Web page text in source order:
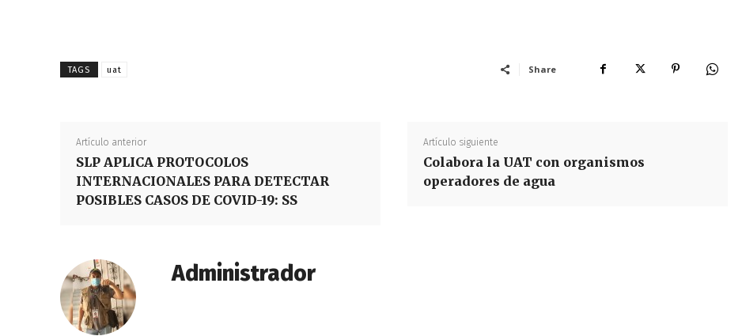
TAGS uat Share
Artículo anterior
SLP APLICA PROTOCOLOS
INTERNACIONALES PARA DETECTAR
POSIBLES CASOS DE COVID-19: SS
Artículo siguiente
Colabora la UAT con organismos
operadores de agua
Administrador